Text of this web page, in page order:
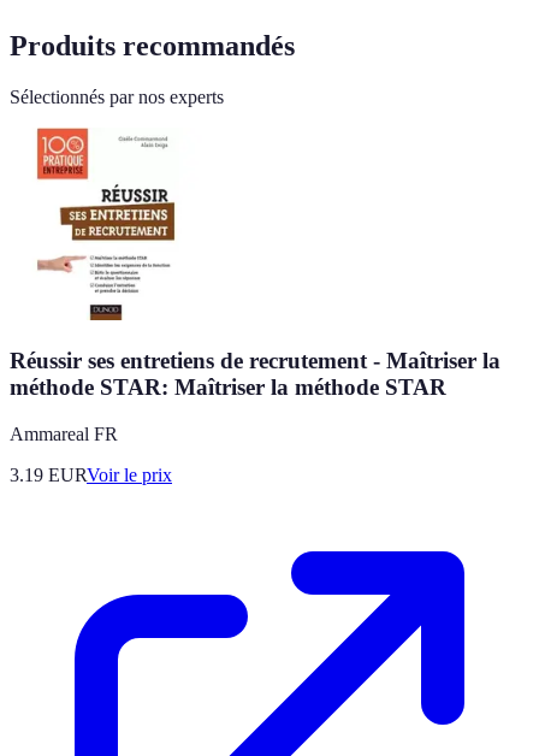
Produits recommandés
Sélectionnés par nos experts
Réussir ses entretiens de recrutement - Maîtriser la
méthode STAR: Maîtriser la méthode STAR
Ammareal FR
3.19 EURVoir le prix